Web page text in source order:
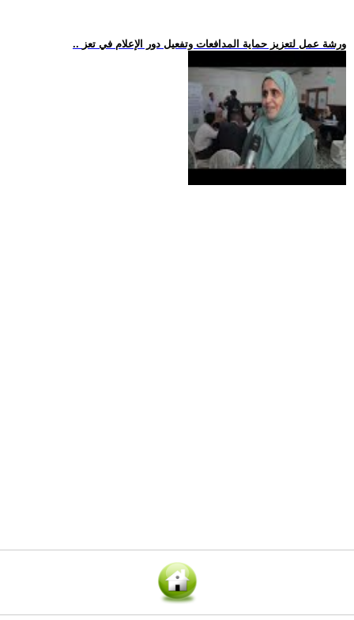
.. ورشة عمل لتعزيز حماية المدافعات وتفعيل دور الإعلام في تعز